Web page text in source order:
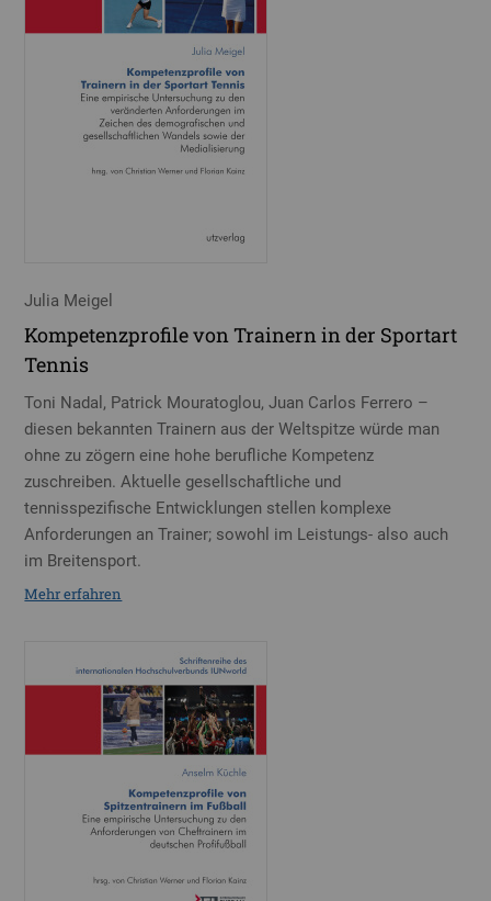
Julia Meigel
Kompetenzprofile von Trainern in der Sportart
Tennis
Toni Nadal, Patrick Mouratoglou, Juan Carlos Ferrero –
diesen bekannten Trainern aus der Weltspitze würde man
ohne zu zögern eine hohe berufliche Kompetenz
zuschreiben. Aktuelle gesellschaftliche und
tennisspezifische Entwicklungen stellen komplexe
Anforderungen an Trainer; sowohl im Leistungs- also auch
im Breitensport.
Mehr erfahren